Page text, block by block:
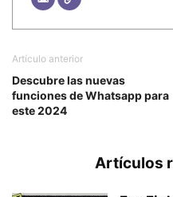
Artículo anterior
Descubre las nuevas
funciones de Whatsapp para
este 2024
Artículos